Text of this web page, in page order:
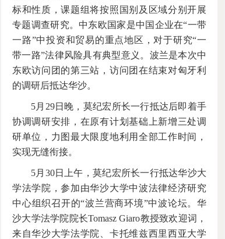
标和性质，课题组将按照国别及区域分别开展
专题调查研究。中东欧国家是中国企业在“一带
一路”中投资和贸易的重点地区，对于研究“一
带一路”法律风险具有典型意义。波兰是本次中
东欧访问团的第三站，访问团在结束对匈牙利
的调研后抵达华沙。
5月29日晚，莫纪宏所长一行抵达后即着手
协调调研安排，在原有计划基础上新增三处调
研单位，力图最大限度地利用全部工作时间，
实现无缝衔接。
5月30日上午，莫纪宏所长一行抵达华沙大
学法学院，参加由华沙大学中波法律经济研究
中心组织召开的“波兰营商环境”中波论坛。华
沙大学法学院院长Tomasz Giaro教授致欢迎词，
来自华沙大学法学院、卡托维兹西里西亚大学